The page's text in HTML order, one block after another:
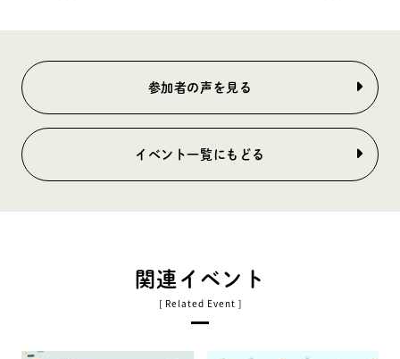
参加者の声を見る
イベント一覧にもどる
関連イベント